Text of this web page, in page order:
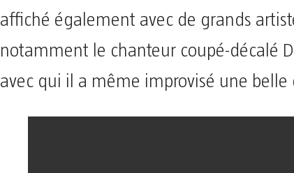
affiché également avec de grands
notamment le chanteur coupé-décalé
avec qui il a même improvisé une belle